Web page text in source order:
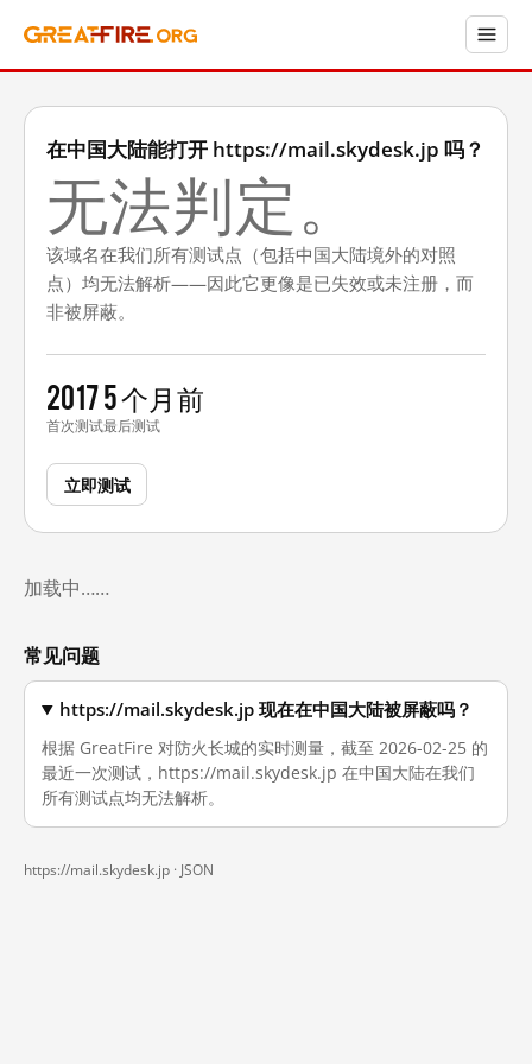
在中国大陆能打开 https://mail.skydesk.jp 吗？
无法判定。
该域名在我们所有测试点（包括中国大陆境外的对照
点）均无法解析——因此它更像是已失效或未注册，而
非被屏蔽。
2017
首次测试
5 个月前
最后测试
立即测试
加载中……
常见问题
https://mail.skydesk.jp 现在在中国大陆被屏蔽吗？
根据 GreatFire 对防火长城的实时测量，截至 2026-02-25 的
最近一次测试，https://mail.skydesk.jp 在中国大陆在我们
所有测试点均无法解析。
https://mail.skydesk.jp · JSON